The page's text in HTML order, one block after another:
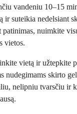
vandeniu 10–15
ir suteikia nedelsiant
nuimkite
vietos.
vietą ir užtepkite
nudegimams skirto
nelipniu tvarsčiu ir